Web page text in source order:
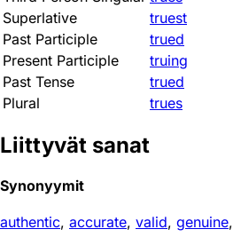
Superlative
truest
Past Participle
trued
Present Participle
truing
Past Tense
trued
Plural
trues
Liittyvät sanat
Synonyymit
authentic, accurate, valid, genuine,